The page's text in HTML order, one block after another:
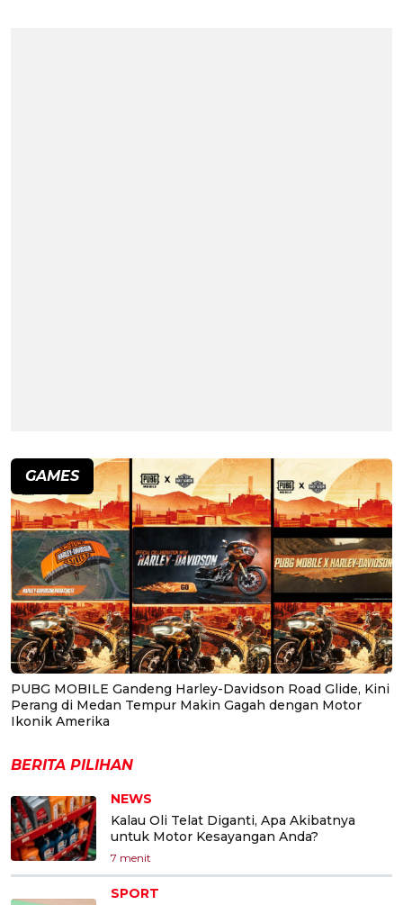
GAMES
PUBG MOBILE Gandeng Harley-Davidson Road Glide, Kini
Perang di Medan Tempur Makin Gagah dengan Motor
Ikonik Amerika
BERITA PILIHAN
NEWS
Kalau Oli Telat Diganti, Apa Akibatnya
untuk Motor Kesayangan Anda?
7 menit
SPORT